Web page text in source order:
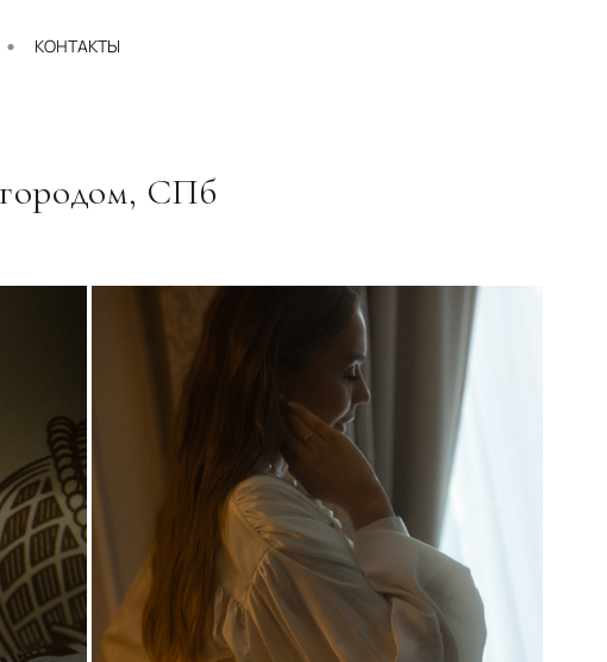
КОНТАКТЫ
городом, СПб